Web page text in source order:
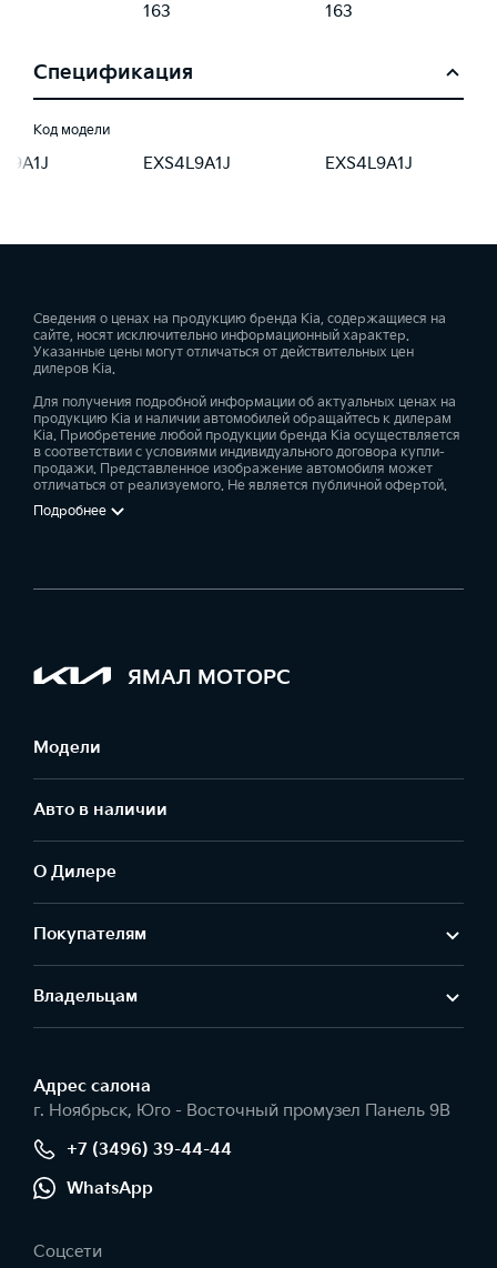
163 163
Спецификация
Код модели
EXS4L9A1J EXS4L9A1J
Сведения о ценах на продукцию бренда Kia, содержащиеся на
сайте, носят исключительно информационный характер.
Указанные цены могут отличаться от действительных цен
дилеров Kia.
Для получения подробной информации об актуальных ценах на
продукцию Kia и наличии автомобилей обращайтесь к дилерам
Kia. Приобретение любой продукции бренда Kia осуществляется
в соответствии с условиями индивидуального договора купли-
продажи. Представленное изображение автомобиля может
отличаться от реализуемого. Не является публичной офертой.
Подробнее
ЯМАЛ МОТОРС
Модели
Авто в наличии
О Дилере
Покупателям
Владельцам
Адрес салонa
г. Ноябрьск, Юго - Восточный промузел Панель 9В
+7 (3496) 39-44-44
WhatsApp
Соцсети